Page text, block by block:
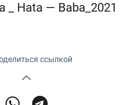
_ Hata — Baba_2021
ссылкой